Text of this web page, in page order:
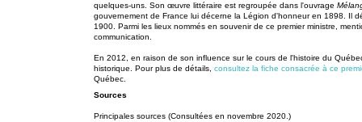
quelques-uns. Son œuvre littéraire est regroupée dans l'ouvrage
gouvernement de France lui décerne la Légion d'honneur en 1898. Il
1900. Parmi les lieux nommés en souvenir de ce premier ministre,
communication.
En 2012, en raison de son influence sur le cours de l'histoire du
historique. Pour plus de détails, consultez la fiche consacrée à ce
Québec.
Sources
Principales sources (Consultées en novembre 2020.)